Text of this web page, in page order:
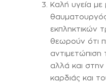
Καλή υγεία με
εκπληκτικών
θεωρούν ότι
αντιμετώπιση
αλλά και
καρδιάς και